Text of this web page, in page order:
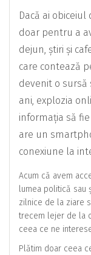
Dacă ai
doar pentru a
dejun, știri și
care contează
devenit o
ani, explozia
informația să
are un
conexiune la
Acum că avem
lumea politică sau
zilnice de la ziare
trecem lejer de la
ceea ce ne
Plătim doar ceea